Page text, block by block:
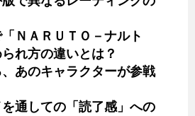
「ＮＡＲＵＴＯ－ナルト
れ方の違いとは？
、あのキャラクターが参戦
を通しての「読了感」への